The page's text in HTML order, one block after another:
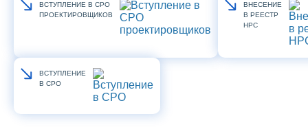
ВСТУПЛЕНИЕ В СРО
ПРОЕКТИРОВЩИКОВ
ВНЕСЕНИЕ
В РЕЕСТР
НРС
ВСТУПЛЕНИЕ
В СРО